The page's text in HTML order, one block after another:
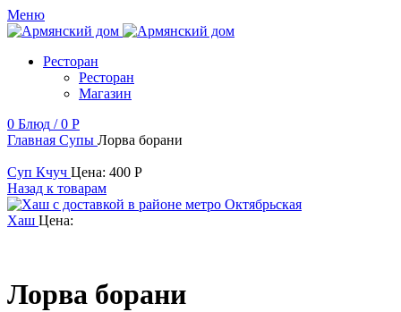
Меню
Ресторан
Ресторан
Магазин
0 Блюд / 0 Р
Главная Супы Лорва борани
Суп Кчуч Цена: 400 Р
Назад к товарам
Хаш Цена:
Лорва борани